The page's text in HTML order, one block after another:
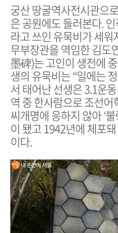
궁산 땅굴역사전시관으
은 공원에도 들러본다.
라고 쓰인 유묵비가 세
무부장관을 역임한 김도
墨碑)는 고인이 생전에
생의 유묵비는 “일에는
서 태어난 선생은 3.1운
역 중 한사람으로 조선
씨개명에 응하지 않아‘
이 됐고 1942년에 체포
이다.